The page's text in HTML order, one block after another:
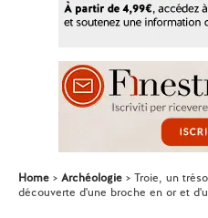
Home Archéologie
Troie, un
découverte d'une broche en or et